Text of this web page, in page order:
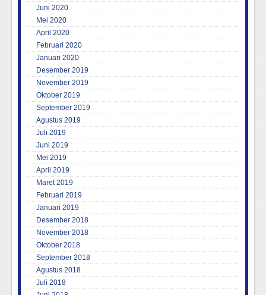
Juni 2020
Mei 2020
April 2020
Februari 2020
Januari 2020
Desember 2019
November 2019
Oktober 2019
September 2019
Agustus 2019
Juli 2019
Juni 2019
Mei 2019
April 2019
Maret 2019
Februari 2019
Januari 2019
Desember 2018
November 2018
Oktober 2018
September 2018
Agustus 2018
Juli 2018